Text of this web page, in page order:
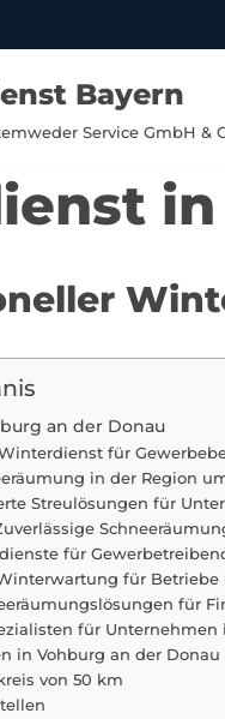
Bayern
Service GmbH &
an der Donau
für
in der Region
Streulösungen für
für
für
für
für
in Vohburg an der Donau
von 50 km